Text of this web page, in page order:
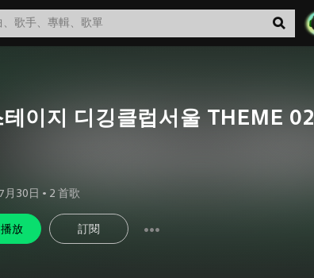
테이지 디깅클럽서울 THEME 02
月30日 • 2 首歌
播放 訂閱